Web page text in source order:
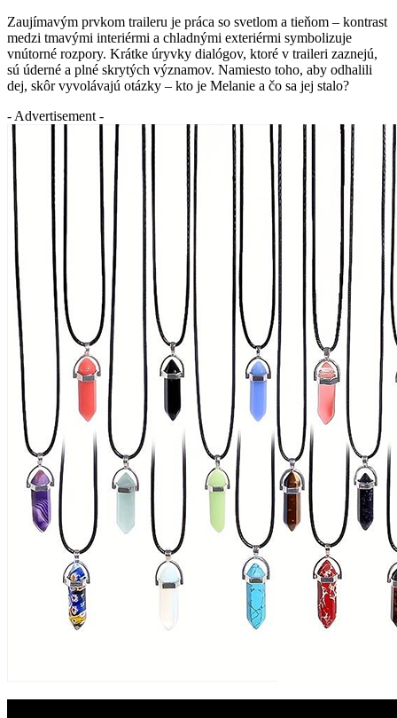
Zaujímavým prvkom traileru je práca so svetlom a tieňom – kontrast
medzi tmavými interiérmi a chladnými exteriérmi symbolizuje
vnútorné rozpory. Krátke úryvky dialógov, ktoré v traileri zaznejú,
sú úderné a plné skrytých významov. Namiesto toho, aby odhalili
dej, skôr vyvolávajú otázky – kto je Melanie a čo sa jej stalo?
- Advertisement -